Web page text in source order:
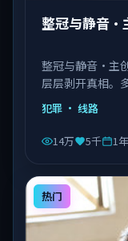
整冠与静音·
整冠与静音·主
层层剥开真相。
由陈凯歌执导，
品，类型为犯罪。
犯罪 · 线路
14万 5千 1
热门